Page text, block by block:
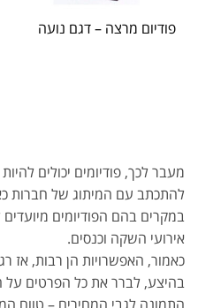
פודיום מרצה – דגם נועה
מעבר לכך, פודיומים יכולים
להתכתב עם המיתוג של חברות
במקרים בהם הפודיומים
אירועי השקה וכנסים.
כאמור, האפשרויות הן רבות, אז
בהיצע, לברר את כל הפרטים על
התמונה לגבי המחירים – טווח